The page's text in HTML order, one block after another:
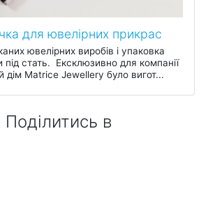
для ювелірних прикрас
ювелірних виробів і упаковка
під стать. Ексклюзивно для компанії
дім Matrice Jewellery було вигот...
Поділитись в